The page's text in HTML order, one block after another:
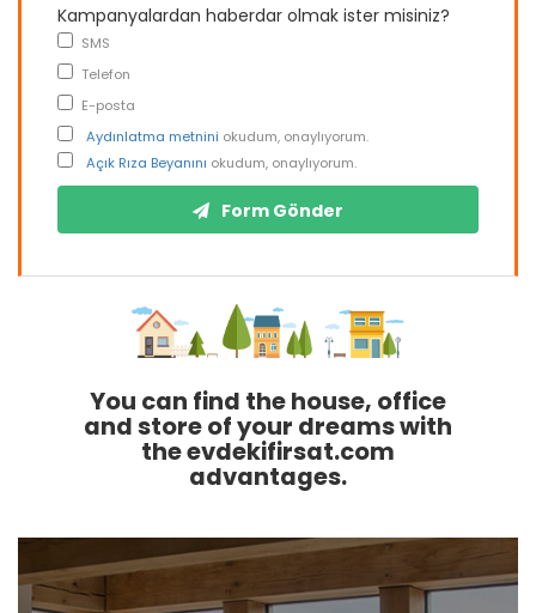
Kampanyalardan haberdar olmak ister misiniz?
SMS
Telefon
E-posta
Aydınlatma metnini okudum, onaylıyorum.
Açık Rıza Beyanını okudum, onaylıyorum.
Form Gönder
You can find the house, office
and store of your dreams with
the evdekifirsat.com
advantages.